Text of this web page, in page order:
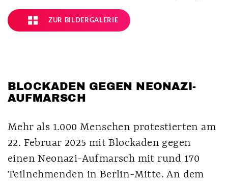
ZUR BILDERGALERIE
BLOCKADEN GEGEN NEONAZI-
AUFMARSCH
Mehr als 1.000 Menschen protestierten am
22. Februar 2025 mit Blockaden gegen
einen Neonazi-Aufmarsch mit rund 170
Teilnehmenden in Berlin-Mitte. An dem